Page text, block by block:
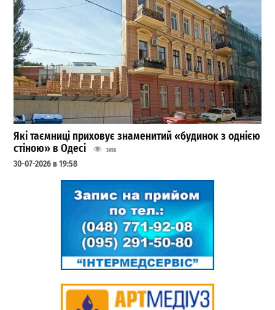
Які таємниці приховує знаменитий «будинок з однією
стіною» в Одесі
3956
30-07-2026 в 19:58